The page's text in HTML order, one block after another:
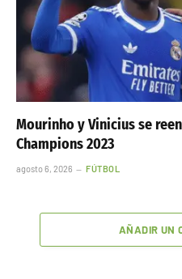
Mourinho y Vinicius se
Champions 2023
agosto 6, 2026 FÚTBOL
AÑADIR UN